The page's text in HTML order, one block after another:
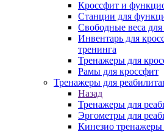
Кроссфит и
Станции для
Свободные веса
Инвентарь для
тренинга
Тренажеры для
Рамы для кроссфит
Тренажеры для
Назад
Тренажеры для
Эргометры для
Кинезио